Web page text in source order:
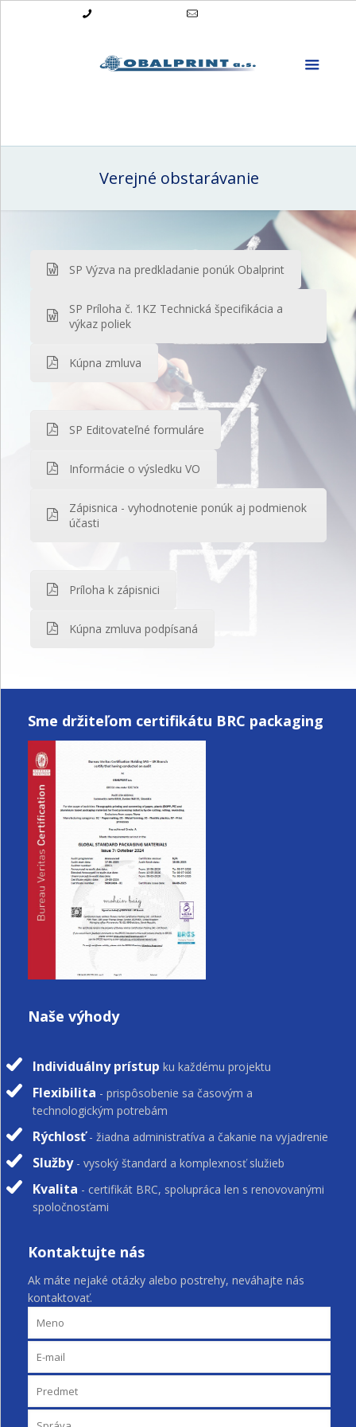
Verejné obstarávanie
SP Výzva na predkladanie ponúk Obalprint
SP Príloha č. 1KZ Technická špecifikácia a
výkaz poliek
Kúpna zmluva
SP Editovateľné formuláre
Informácie o výsledku VO
Zápisnica - vyhodnotenie ponúk aj podmienok
účasti
Príloha k zápisnici
Kúpna zmluva podpísaná
Sme držiteľom certifikátu BRC packaging
Naše výhody
Individuálny prístup ku každému projektu
Flexibilita - prispôsobenie sa časovým a
technologickým potrebám
Rýchlosť- žiadna administratíva a čakanie na vyjadrenie
Služby - vysoký štandard a komplexnosť služieb
Kvalita - certifikát BRC, spolupráca len s renovovanými
spoločnosťami
Kontaktujte nás
Ak máte nejaké otázky alebo postrehy, neváhajte nás
kontaktovať.